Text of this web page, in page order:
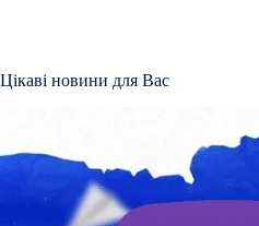
Цікаві новини для Вас